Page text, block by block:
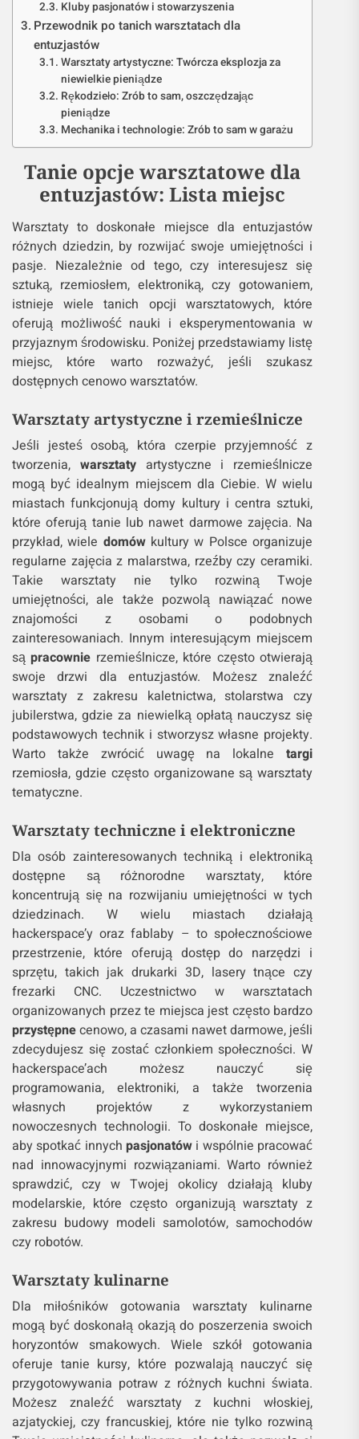
Kluby pasjonatów i stowarzyszenia
Przewodnik po tanich warsztatach dla
entuzjastów
Warsztaty artystyczne: Twórcza eksplozja za
niewielkie pieniądze
Rękodzieło: Zrób to sam, oszczędzając
pieniądze
Mechanika i technologie: Zrób to sam w garażu
Tanie opcje warsztatowe dla
entuzjastów: Lista miejsc
Warsztaty to doskonałe miejsce dla entuzjastów
różnych dziedzin, by rozwijać swoje umiejętności i
pasje. Niezależnie od tego, czy interesujesz się
sztuką, rzemiosłem, elektroniką, czy gotowaniem,
istnieje wiele tanich opcji warsztatowych, które
oferują możliwość nauki i eksperymentowania w
przyjaznym środowisku. Poniżej przedstawiamy listę
miejsc, które warto rozważyć, jeśli szukasz
dostępnych cenowo warsztatów.
Warsztaty artystyczne i rzemieślnicze
Jeśli jesteś osobą, która czerpie przyjemność z
tworzenia, warsztatyartystyczne i rzemieślnicze
mogą być idealnym miejscem dla Ciebie. W wielu
miastach funkcjonują domy kultury i centra sztuki,
które oferują tanie lub nawet darmowe zajęcia. Na
przykład, wiele domówkultury w Polsce organizuje
regularne zajęcia z malarstwa, rzeźby czy ceramiki.
Takie warsztaty nie tylko rozwiną Twoje
umiejętności, ale także pozwolą nawiązać nowe
znajomości z osobami o podobnych
zainteresowaniach. Innym interesującym miejscem
sąpracownie rzemieślnicze, które często otwierają
swoje drzwi dla entuzjastów. Możesz znaleźć
warsztaty z zakresu kaletnictwa, stolarstwa czy
jubilerstwa, gdzie za niewielką opłatą nauczysz się
podstawowych technik i stworzysz własne projekty.
Warto także zwrócić uwagę na lokalnetargi
rzemiosła, gdzie często organizowane są warsztaty
tematyczne.
Warsztaty techniczne i elektroniczne
Dla osób zainteresowanych techniką i elektroniką
dostępne są różnorodne warsztaty, które
koncentrują się na rozwijaniu umiejętności w tych
dziedzinach. W wielu miastach działają
hackerspace’y oraz fablaby – to społecznościowe
przestrzenie, które oferują dostęp do narzędzi i
sprzętu, takich jak drukarki 3D, lasery tnące czy
frezarki CNC. Uczestnictwo w warsztatach
organizowanych przez te miejsca jest często bardzo
przystępnecenowo, a czasami nawet darmowe, jeśli
zdecydujesz się zostać członkiem społeczności. W
hackerspace’ach możesz nauczyć się
programowania, elektroniki, a także tworzenia
własnych projektów z wykorzystaniem
nowoczesnych technologii. To doskonałe miejsce,
aby spotkać innychpasjonatów i wspólnie pracować
nad innowacyjnymi rozwiązaniami. Warto również
sprawdzić, czy w Twojej okolicy działają kluby
modelarskie, które często organizują warsztaty z
zakresu budowy modeli samolotów, samochodów
czy robotów.
Warsztaty kulinarne
Dla miłośników gotowania warsztaty kulinarne
mogą być doskonałą okazją do poszerzenia swoich
horyzontów smakowych. Wiele szkół gotowania
oferuje tanie kursy, które pozwalają nauczyć się
przygotowywania potraw z różnych kuchni świata.
Możesz znaleźć warsztaty z kuchni włoskiej,
azjatyckiej, czy francuskiej, które nie tylko rozwiną